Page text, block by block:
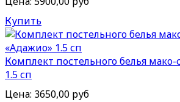
Купить
Комплект постельного белья
1.5 сп
Цена: 3650,00 руб